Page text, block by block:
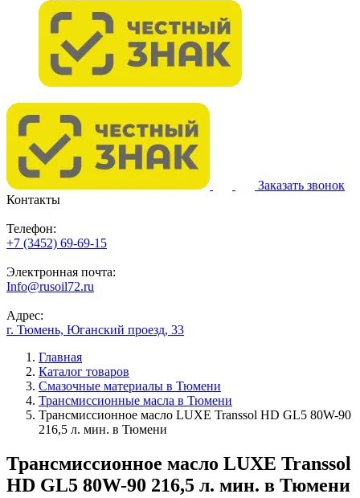
Заказать звонок
Контакты
Телефон:
+7 (3452) 69-69-15
Электронная почта:
Info@rusoil72.ru
Адрес:
г. Тюмень, Юганский проезд, 33
Главная
Каталог товаров
Смазочные материалы в Тюмени
Трансмиссионные масла в Тюмени
Трансмиссионное масло LUXE Transsol HD GL5 80W-90
216,5 л. мин. в Тюмени
Трансмиссионное масло LUXE Transsol
HD GL5 80W-90 216,5 л. мин. в Тюмени